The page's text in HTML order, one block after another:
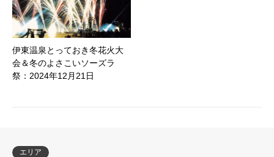
伊東温泉とっておき冬花火大
会＆冬のよさこいソーズラ
祭：2024年12月21日
エリア